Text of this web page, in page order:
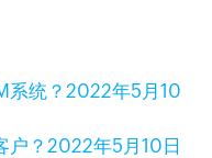
系统？2022年5月10
户？2022年5月10日